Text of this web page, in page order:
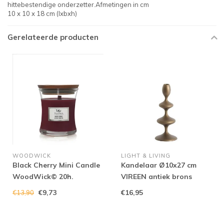
hittebestendige onderzetter.​Afmetingen in cm
10 x 10 x 18 cm (lxbxh)
Gerelateerde producten
WOODWICK
Black Cherry Mini Candle
WoodWick© 20h.
€13,90 €9,73
LIGHT & LIVING
Kandelaar Ø10x27 cm
VIREEN antiek brons
€16,95